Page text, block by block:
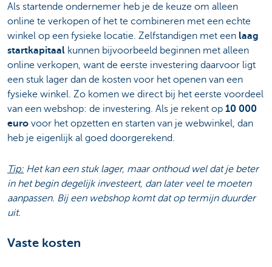
Als startende ondernemer heb je de keuze om alleen
online te verkopen of het te combineren met een echte
winkel op een fysieke locatie. Zelfstandigen met een laag
startkapitaal kunnen bijvoorbeeld beginnen met alleen
online verkopen, want de eerste investering daarvoor ligt
een stuk lager dan de kosten voor het openen van een
fysieke winkel. Zo komen we direct bij het eerste voordeel
van een webshop: de investering. Als je rekent op 10 000
euro voor het opzetten en starten van je webwinkel, dan
heb je eigenlijk al goed doorgerekend.
Tip: Het kan een stuk lager, maar onthoud wel dat je beter
in het begin degelijk investeert, dan later veel te moeten
aanpassen. Bij een webshop komt dat op termijn duurder
uit.
Vaste kosten